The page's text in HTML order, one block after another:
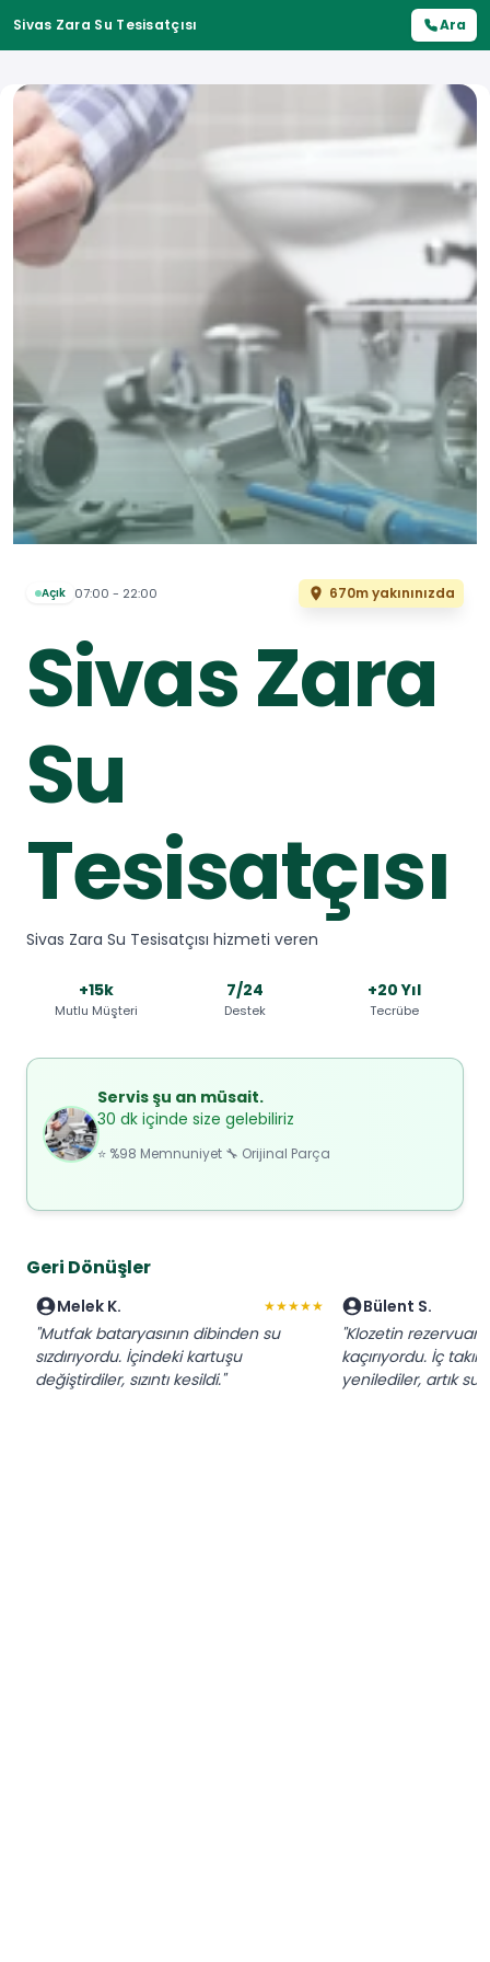
Sivas Zara Su Tesisatçısı Ara
Açık 07:00 - 22:00 670m yakınınızda
Sivas Zara
Su
Tesisatçısı
Sivas Zara Su Tesisatçısı hizmeti veren
+15k
Mutlu Müşteri
7/24
Destek
+20 Yıl
Tecrübe
Servis şu an müsait.
30 dk içinde size gelebiliriz
⭐ %98 Memnuniyet 🔧 Orijinal Parça
Geri Dönüşler
Melek K. ★★★★★
"Mutfak bataryasının dibinden su
sızdırıyordu. İçindeki kartuşu
değiştirdiler, sızıntı kesildi."
Bülent S.
"Klozetin rezervuarı
kaçırıyordu. İç
yenilediler, artık su